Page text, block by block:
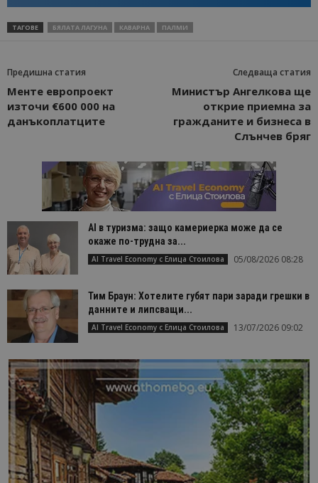
ТАГОВЕ БЯЛАТА ЛАГУНА КАВАРНА ПАЛМИ
Предишна статия
Менте европроект
източи €600 000 на
данъкоплатците
Следваща статия
Министър Ангелкова ще
открие приемна за
гражданите и бизнеса в
Слънчев бряг
AI в туризма: защо камериерка може да се
окаже по-трудна за...
AI Travel Economy с Елица Стоилова 05/08/2026 08:28
Тим Браун: Хотелите губят пари заради грешки в
данните и липсващи...
AI Travel Economy с Елица Стоилова 13/07/2026 09:02